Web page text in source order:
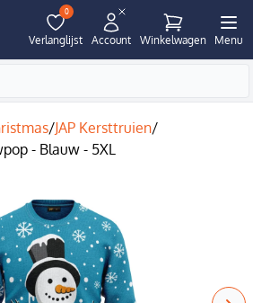
0
Verlanglijst Account Winkelwagen Menu
/JAP Kersttruien/
- Blauw - 5XL